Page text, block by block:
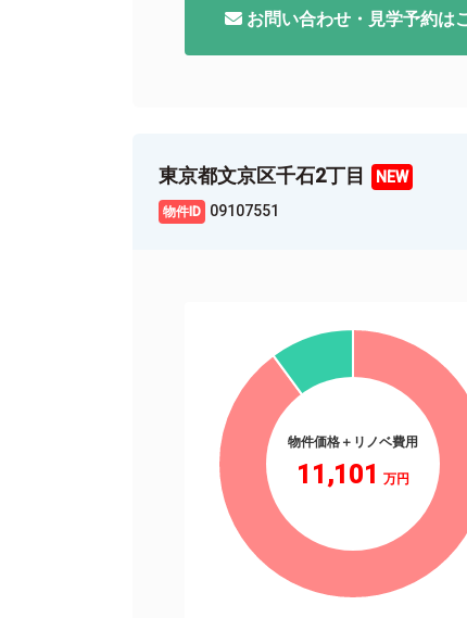
お問い合わせ・見学予約は
東京都文京区千石2丁目
09107551
物件価格＋リノベ費用
11,101